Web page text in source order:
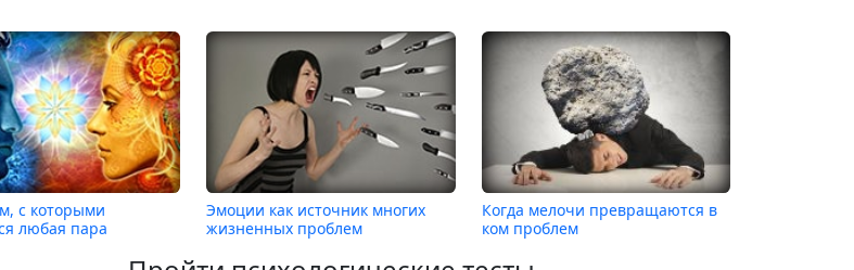
с которыми
любая пара
Эмоции как источник многих
жизненных проблем
Когда мелочи превращаются в
ком проблем